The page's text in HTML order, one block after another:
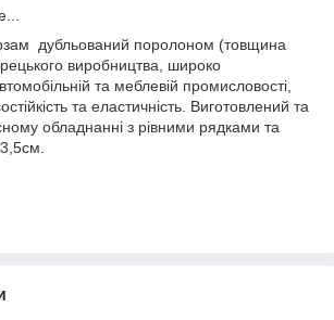
дубльований поролоном (товщина
виробництва, широко
та меблевій промисловості,
та еластичність. Виготовлений та
обладнанні з рівними рядками та